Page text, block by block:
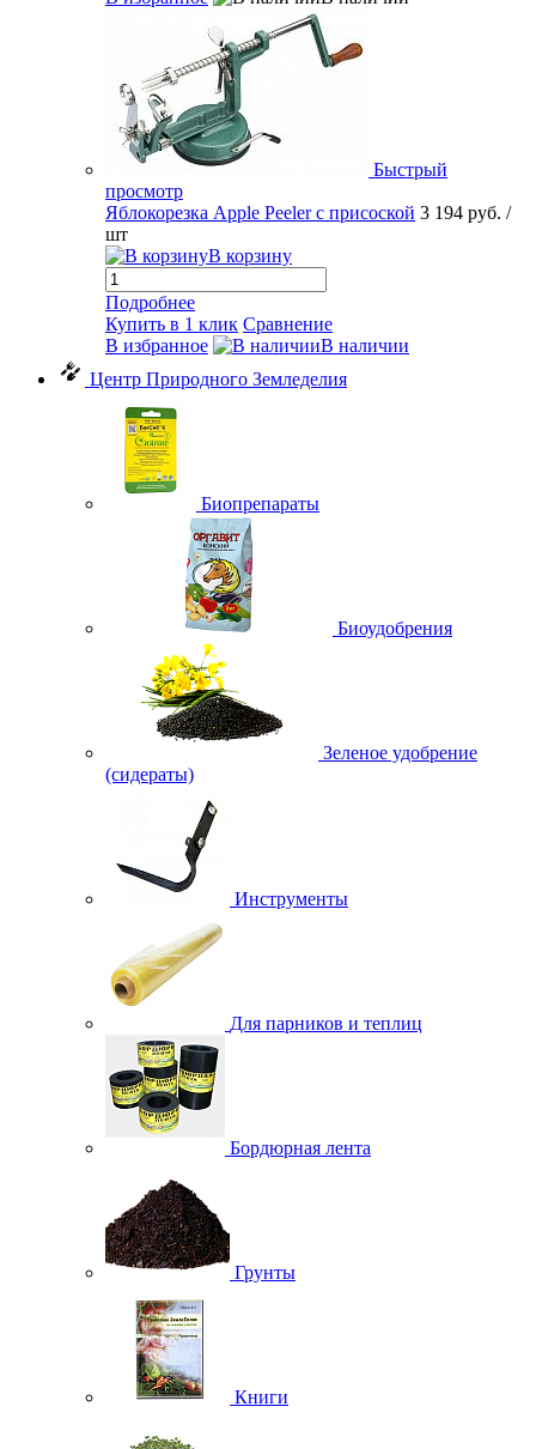
Быстрый
просмотр
Яблокорезка Apple Peeler с присоской 3 194 руб. /
шт
В корзину
Подробнее
Купить в 1 клик Сравнение
В избранное
В наличии
Центр Природного Земледелия
Биопрепараты
Биоудобрения
Зеленое удобрение
(сидераты)
Инструменты
Для парников и теплиц
Бордюрная лента
Грунты
Книги